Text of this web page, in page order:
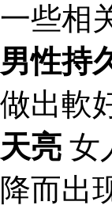
一些相
男性持
做出軟
天亮 女
降而出